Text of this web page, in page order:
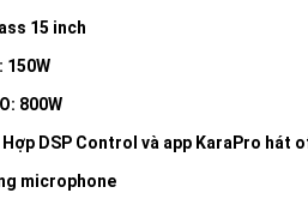
15 inch
150W
800W
DSP Control và app KaraPro hát
microphone